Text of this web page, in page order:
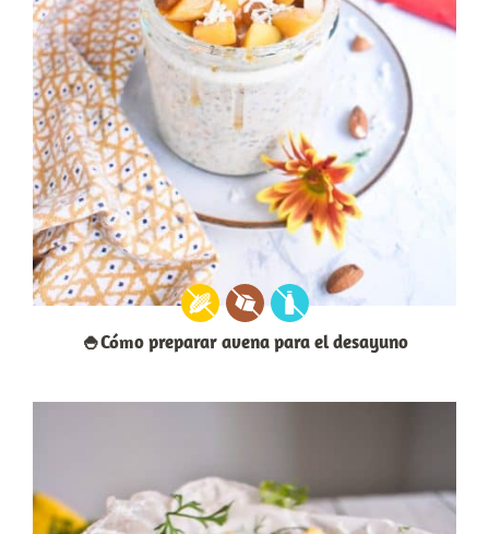
🍚Cómo preparar avena para el desayuno